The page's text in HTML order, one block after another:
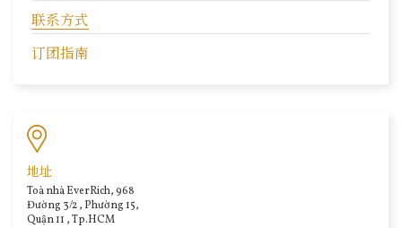
联系方式
订团指南
地址
Toà nhà EverRich, 968
Đường 3/2 , Phường 15,
Quận 11 , Tp.HCM